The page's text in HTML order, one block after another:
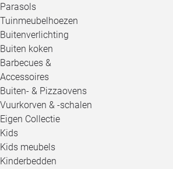
Parasols
Tuinmeubelhoezen
Buitenverlichting
Buiten koken
Barbecues &
Accessoires
Buiten- & Pizzaovens
Vuurkorven & -schalen
Eigen Collectie
Kids
Kids meubels
Kinderbedden